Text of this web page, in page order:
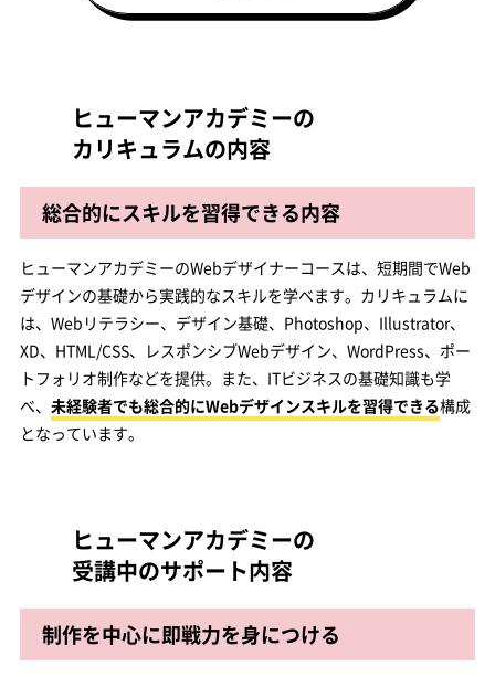
ヒューマンアカデミーの
カリキュラムの内容
総合的にスキルを習得できる内容
ヒューマンアカデミーのWebデザイナーコースは、短期間でWeb
デザインの基礎から実践的なスキルを学べます。カリキュラムに
は、Webリテラシー、デザイン基礎、Photoshop、Illustrator、
XD、HTML/CSS、レスポンシブWebデザイン、WordPress、ポー
トフォリオ制作などを提供。また、ITビジネスの基礎知識も学
べ、 未経験者でも総合的にWebデザインスキルを習得できる構成
となっています。
ヒューマンアカデミーの
受講中のサポート内容
制作を中心に即戦力を身につける